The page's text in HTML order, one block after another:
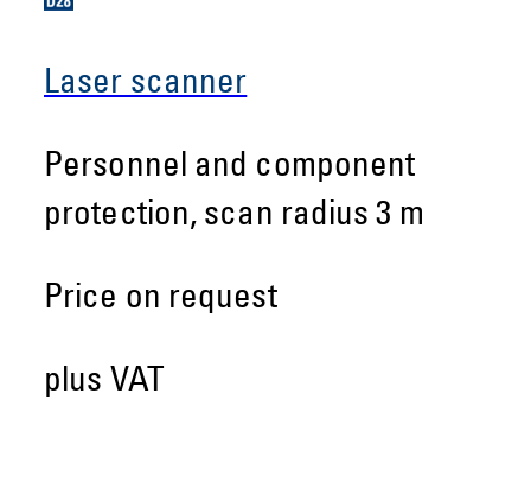
Laser scanner
Personnel and component
protection, scan radius 3 m
Price on request
plus VAT